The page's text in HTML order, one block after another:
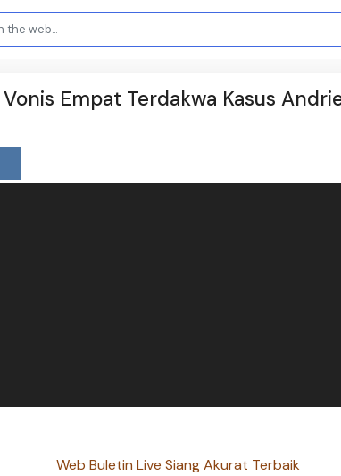
Empat Terdakwa Kasus
Web Buletin Live Siang Akurat Terbaik